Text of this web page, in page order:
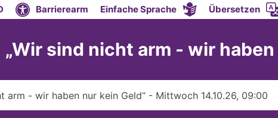
Barrierearm Einfache Sprache Übersetzen
„Wir sind nicht arm - wir haben
arm - wir haben nur kein Geld“ - Mittwoch 14.10.26, 09:00